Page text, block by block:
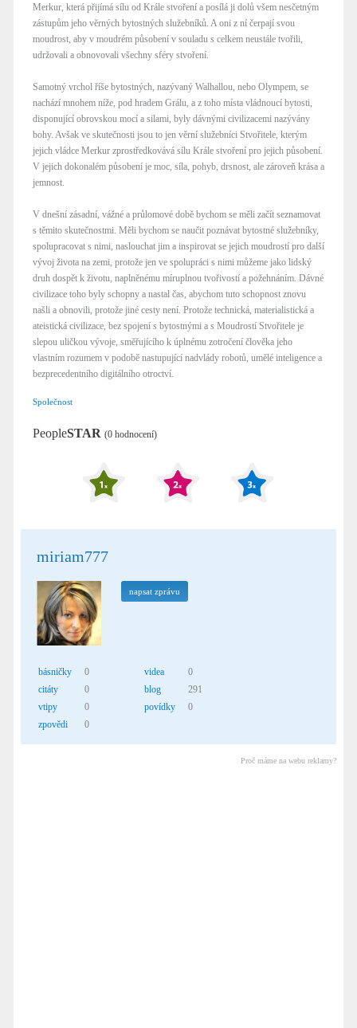
Merkur, která přijímá sílu od Krále stvoření a posílá ji dolů všem nesčetným
zástupům jeho věrných bytostných služebníků. A oni z ní čerpají svou
moudrost, aby v moudrém působení v souladu s celkem neustále tvořili,
udržovali a obnovovali všechny sféry stvoření.
Samotný vrchol říše bytostných, nazývaný Walhallou, nebo Olympem, se
nachází mnohem níže, pod hradem Grálu, a z toho místa vládnoucí bytosti,
disponující obrovskou mocí a silami, byly dávnými civilizacemi nazývány
bohy. Avšak ve skutečnosti jsou to jen věrní služebníci Stvořitele, kterým
jejich vládce Merkur zprostředkovává sílu Krále stvoření pro jejich působení.
V jejich dokonalém působení je moc, síla, pohyb, drsnost, ale zároveň krása a
jemnost.
V dnešní zásadní, vážné a průlomové době bychom se měli začít seznamovat
s těmito skutečnostmi. Měli bychom se naučit poznávat bytostné služebníky,
spolupracovat s nimi, naslouchat jim a inspirovat se jejich moudrostí pro další
vývoj života na zemi, protože jen ve spolupráci s nimi můžeme jako lidský
druh dospět k životu, naplněnému míruplnou tvořivostí a požehnáním. Dávné
civilizace toho byly schopny a nastal čas, abychom tuto schopnost znovu
našli a obnovili, protože jiné cesty není. Protože technická, materialistická a
ateistická civilizace, bez spojení s bytostnými a s Moudrostí Stvořitele je
slepou uličkou vývoje, směřujícího k úplnému zotročení člověka jeho
vlastním rozumem v podobě nastupující nadvlády robotů, umělé inteligence a
bezprecedentního digitálního otroctví.
Společnost
PeopleSTAR (0 hodnocení)
miriam777
napsat zprávu
básničky
0
citáty
0
vtipy
0
zpovědi
0
videa
0
blog
291
povídky
0
Proč máme na webu reklamy?